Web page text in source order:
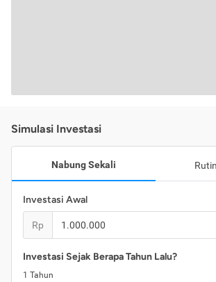
Simulasi Investasi
Nabung Sekali
Investasi Awal
Rp
Investasi Sejak Berapa Tahun Lalu?
1 Tahun